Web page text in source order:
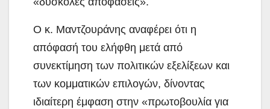
Ο κ. Μαντζουράνης αναφέρει ότι η
απόφασή του ελήφθη μετά από
συνεκτίμηση των πολιτικών εξελίξεων και
των κομματικών επιλογών, δίνοντας
ιδιαίτερη έμφαση στην «πρωτοβουλία για